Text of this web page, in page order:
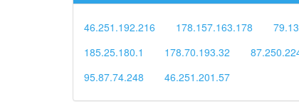
46.251.192.216 178.157.163.178
185.25.180.1
178.70.193.32
95.87.74.248
46.251.201.57